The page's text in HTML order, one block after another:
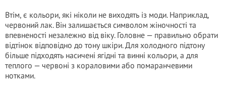
Втім, є кольори, які ніколи не виходять із моди. Наприклад,
червоний лак. Він залишається символом жіночності та
впевненості незалежно від віку. Головне — правильно обрати
відтінок відповідно до тону шкіри. Для холодного підтону
більше підходять насичені ягідні та винні кольори, а для
теплого — червоні з кораловими або помаранчевими
нотками.